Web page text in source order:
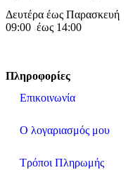
Δευτέρα έως Παρασκευή
09:00 έως 14:00
Πληροφορίες
Επικοινωνία
Ο λογαριασμός μου
Τρόποι Πληρωμής